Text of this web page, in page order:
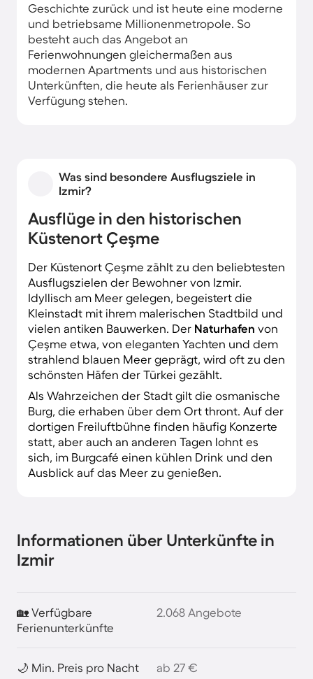
Geschichte zurück und ist heute eine moderne
und betriebsame Millionenmetropole. So
besteht auch das Angebot an
Ferienwohnungen gleichermaßen aus
modernen Apartments und aus historischen
Unterkünften, die heute als Ferienhäuser zur
Verfügung stehen.
Was sind besondere Ausflugsziele in
Izmir?
Ausflüge in den historischen
Küstenort Çeşme
Der Küstenort Çeşme zählt zu den beliebtesten
Ausflugszielen der Bewohner von Izmir.
Idyllisch am Meer gelegen, begeistert die
Kleinstadt mit ihrem malerischen Stadtbild und
vielen antiken Bauwerken. Der Naturhafen von
Çeşme etwa, von eleganten Yachten und dem
strahlend blauen Meer geprägt, wird oft zu den
schönsten Häfen der Türkei gezählt.
Als Wahrzeichen der Stadt gilt die osmanische
Burg, die erhaben über dem Ort thront. Auf der
dortigen Freiluftbühne finden häufig Konzerte
statt, aber auch an anderen Tagen lohnt es
sich, im Burgcafé einen kühlen Drink und den
Ausblick auf das Meer zu genießen.
Informationen über Unterkünfte in
Izmir
🏡 Verfügbare
Ferienunterkünfte
2.068 Angebote
🌙 Min. Preis pro Nacht ab 27 €